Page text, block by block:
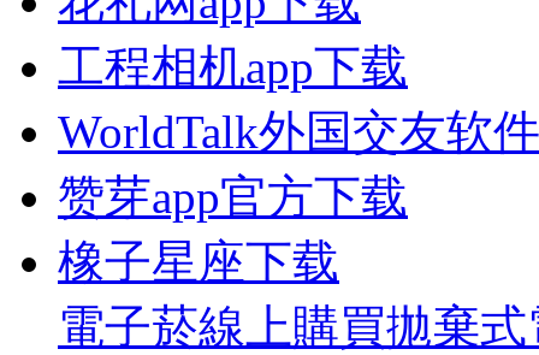
工程相机app下载
WorldTalk外国交友软
赞芽app官方下载
橡子星座下载
電子菸線上購買拋棄